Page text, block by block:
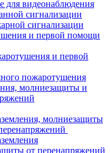
для видеонаблюдения
сигнализации
сигнализации
и первой помощи
и первой
пожаротушения
молниезащиты и
молниезащиты
от перенапряжений